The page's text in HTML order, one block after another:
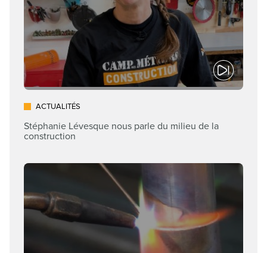
ACTUALITÉS
Stéphanie Lévesque nous parle du milieu de la
construction